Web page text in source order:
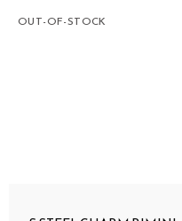
OUT-OF-STOCK